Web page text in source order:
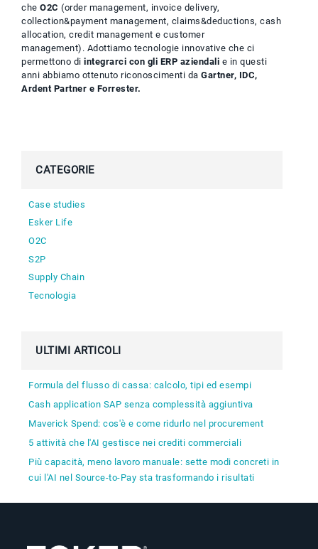
che O2C (order management, invoice delivery,
collection&payment management, claims&deductions, cash
allocation, credit management e customer
management). Adottiamo tecnologie innovative che ci
permettono di integrarci con gli ERP aziendali e in questi
anni abbiamo ottenuto riconoscimenti da Gartner, IDC,
Ardent Partner e Forrester.
CATEGORIE
Case studies
Esker Life
O2C
S2P
Supply Chain
Tecnologia
ULTIMI ARTICOLI
Formula del flusso di cassa: calcolo, tipi ed esempi
Cash application SAP senza complessità aggiuntiva
Maverick Spend: cos'è e come ridurlo nel procurement
5 attività che l'AI gestisce nei crediti commerciali
Più capacità, meno lavoro manuale: sette modi concreti in
cui l'AI nel Source-to-Pay sta trasformando i risultati